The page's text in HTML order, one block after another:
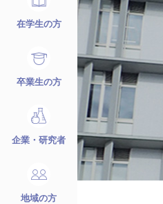
在学生の方
卒業生の方
企業・研究者
地域の方